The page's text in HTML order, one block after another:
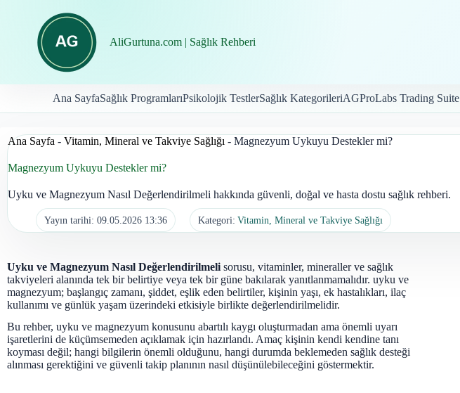
AliGurtuna.com | Sağlık Rehberi
Ana SayfaSağlık ProgramlarıPsikolojik TestlerSağlık KategorileriAGProLabs Trading Suite
Ana Sayfa - Vitamin, Mineral ve Takviye Sağlığı - Magnezyum Uykuyu Destekler mi?
Magnezyum Uykuyu Destekler mi?
Uyku ve Magnezyum Nasıl Değerlendirilmeli hakkında güvenli, doğal ve hasta dostu sağlık rehberi.
Yayın tarihi: 09.05.2026 13:36 Kategori: Vitamin, Mineral ve Takviye Sağlığı
Uyku ve Magnezyum Nasıl Değerlendirilmeli sorusu, vitaminler, mineraller ve sağlık
takviyeleri alanında tek bir belirtiye veya tek bir güne bakılarak yanıtlanmamalıdır. uyku ve
magnezyum; başlangıç zamanı, şiddet, eşlik eden belirtiler, kişinin yaşı, ek hastalıkları, ilaç
kullanımı ve günlük yaşam üzerindeki etkisiyle birlikte değerlendirilmelidir.
Bu rehber, uyku ve magnezyum konusunu abartılı kaygı oluşturmadan ama önemli uyarı
işaretlerini de küçümsemeden açıklamak için hazırlandı. Amaç kişinin kendi kendine tanı
koyması değil; hangi bilgilerin önemli olduğunu, hangi durumda beklemeden sağlık desteği
alınması gerektiğini ve güvenli takip planının nasıl düşünülebileceğini göstermektir.